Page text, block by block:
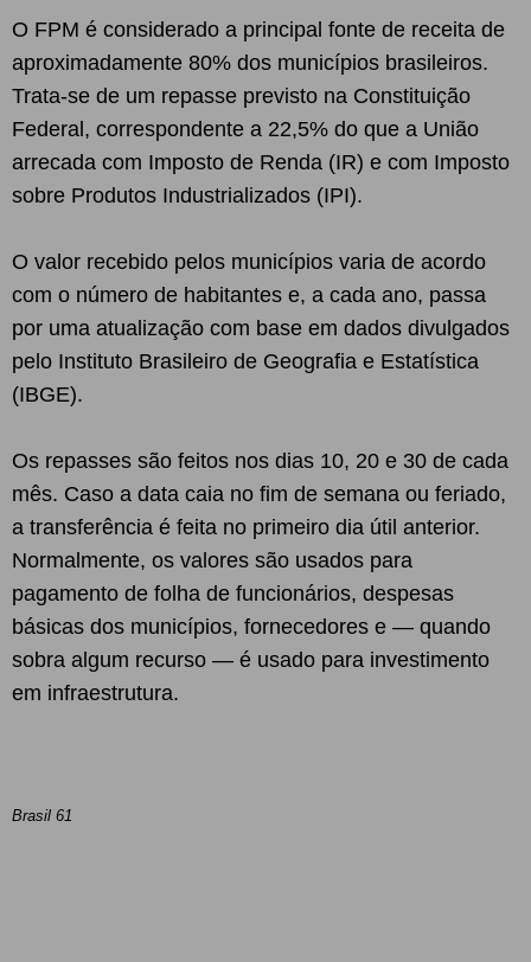
O FPM é considerado a principal fonte de receita de
aproximadamente 80% dos municípios brasileiros.
Trata-se de um repasse previsto na Constituição
Federal, correspondente a 22,5% do que a União
arrecada com Imposto de Renda (IR) e com Imposto
sobre Produtos Industrializados (IPI).
O valor recebido pelos municípios varia de acordo
com o número de habitantes e, a cada ano, passa
por uma atualização com base em dados divulgados
pelo Instituto Brasileiro de Geografia e Estatística
(IBGE).
Os repasses são feitos nos dias 10, 20 e 30 de cada
mês. Caso a data caia no fim de semana ou feriado,
a transferência é feita no primeiro dia útil anterior.
Normalmente, os valores são usados para
pagamento de folha de funcionários, despesas
básicas dos municípios, fornecedores e — quando
sobra algum recurso — é usado para investimento
em infraestrutura.
Brasil 61